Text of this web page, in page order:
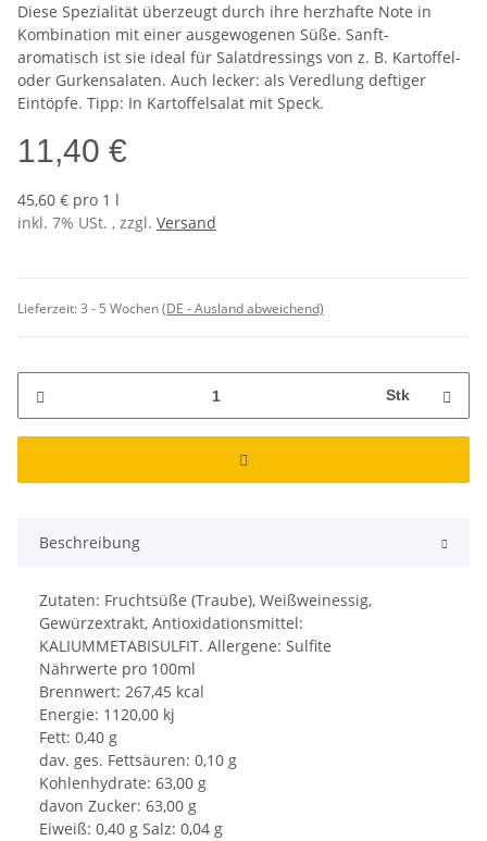
Diese Spezialität überzeugt durch ihre herzhafte Note in
Kombination mit einer ausgewogenen Süße. Sanft-
aromatisch ist sie ideal für Salatdressings von z. B. Kartoffel-
oder Gurkensalaten. Auch lecker: als Veredlung deftiger
Eintöpfe. Tipp: In Kartoffelsalat mit Speck.
11,40 €
45,60 € pro 1 l
inkl. 7% USt. , zzgl. Versand
Lieferzeit:3 - 5 Wochen(DE - Ausland abweichend)
Stk
Beschreibung
Zutaten: Fruchtsüße (Traube), Weißweinessig,
Gewürzextrakt, Antioxidationsmittel:
KALIUMMETABISULFIT. Allergene: Sulfite
Nährwerte pro 100ml
Brennwert: 267,45 kcal
Energie: 1120,00 kj
Fett: 0,40 g
dav. ges. Fettsäuren: 0,10 g
Kohlenhydrate: 63,00 g
davon Zucker: 63,00 g
Eiweiß: 0,40 g Salz: 0,04 g